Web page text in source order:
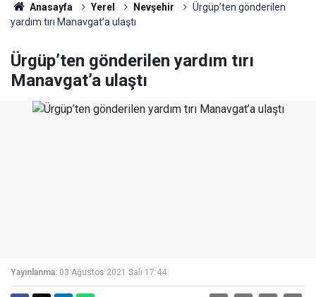
Anasayfa Yerel Nevşehir
Ürgüp’ten gönderilen
yardım tırı Manavgat’a ulaştı
Ürgüp’ten gönderilen yardım tırı
Manavgat’a ulaştı
Yayınlanma: 03 Ağustos 2021 Salı 17:44